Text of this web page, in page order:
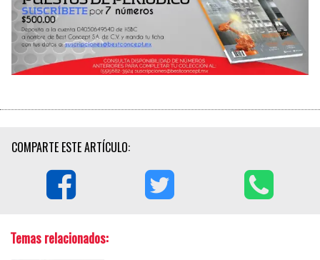
COMPARTE ESTE ARTÍCULO:
Temas relacionados: